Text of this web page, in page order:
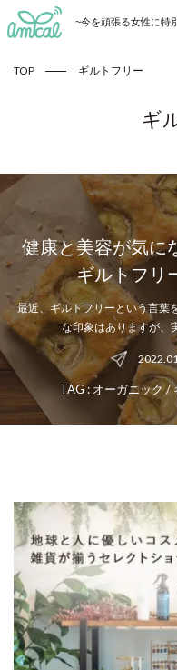
~今を頑張る女性に特
TOP ギルトフリー
ギ
健康と美容が気に
ギルトフリ
最近、ギルトフリーという言葉
な印象はありますが、
TAG : オーガニック/